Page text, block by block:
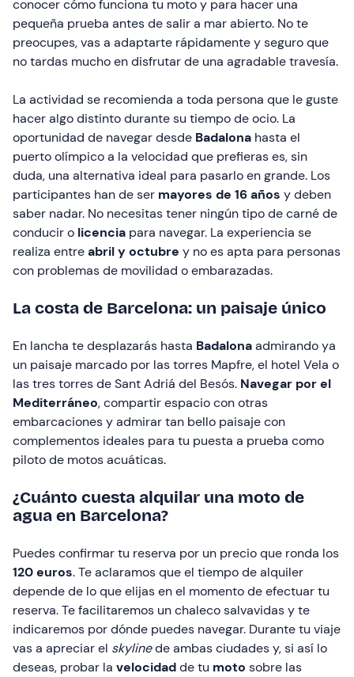
conocer cómo funciona tu moto y para hacer una
pequeña prueba antes de salir a mar abierto. No te
preocupes, vas a adaptarte rápidamente y seguro que
no tardas mucho en disfrutar de una agradable travesía.
La actividad se recomienda a toda persona que le guste
hacer algo distinto durante su tiempo de ocio. La
oportunidad de navegar desde Badalona hasta el
puerto olímpico a la velocidad que prefieras es, sin
duda, una alternativa ideal para pasarlo en grande. Los
participantes han de ser mayores de 16 años y deben
saber nadar. No necesitas tener ningún tipo de carné de
conducir o licencia para navegar. La experiencia se
realiza entreabril y octubre y no es apta para personas
con problemas de movilidad o embarazadas.
La costa de Barcelona: un paisaje único
En lancha te desplazarás hasta Badalonaadmirando ya
un paisaje marcado por las torres Mapfre, el hotel Vela o
las tres torres de Sant Adriá del Besós. Navegar por el
Mediterráneo, compartir espacio con otras
embarcaciones y admirar tan bello paisaje con
complementos ideales para tu puesta a prueba como
piloto de motos acuáticas.
¿Cuánto cuesta alquilar una moto de
agua en Barcelona?
Puedes confirmar tu reserva por un precio que ronda los
120 euros. Te aclaramos que el tiempo de alquiler
depende de lo que elijas en el momento de efectuar tu
reserva. Te facilitaremos un chaleco salvavidas y te
indicaremos por dónde puedes navegar. Durante tu viaje
vas a apreciar el skylinede ambas ciudades y, si así lo
deseas, probar la velocidadde tu moto sobre las